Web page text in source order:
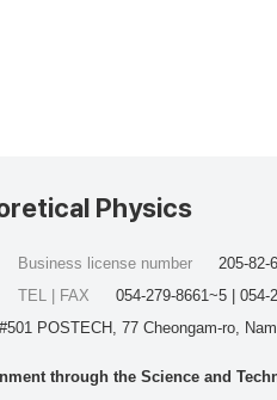
Physics
POSTECH, 77 Cheongam-ro,
Business license number
205-82-
TEL | FAX
054-279-8661~5 | 054-
through the Science and